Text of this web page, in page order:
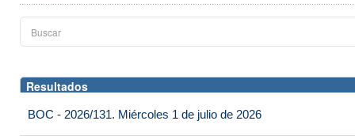
Resultados
BOC - 2026/131. Miércoles 1 de julio de 2026